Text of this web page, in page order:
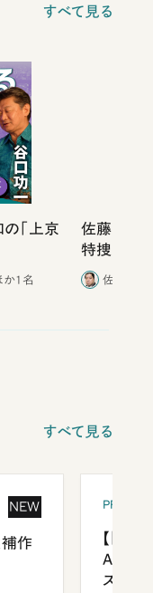
すべて見る
「上京
か1名
佐藤優vs
特捜取調
合ったこと
佐藤優
すべて見る
NEW
補作
【「新
ズプレ